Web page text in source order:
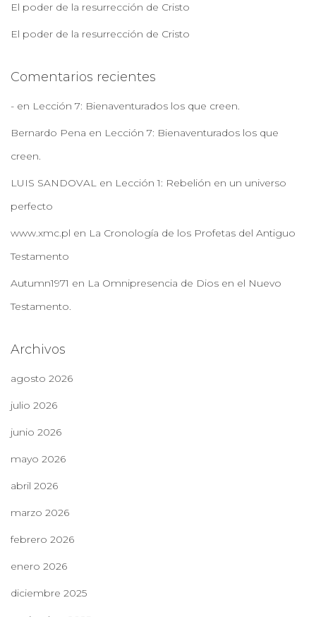
El poder de la resurrección de Cristo
El poder de la resurrección de Cristo
Comentarios recientes
- en Lección 7: Bienaventurados los que creen.
Bernardo Pena en Lección 7: Bienaventurados los que
creen.
LUIS SANDOVAL en Lección 1: Rebelión en un universo
perfecto
www.xmc.pl en La Cronología de los Profetas del Antiguo
Testamento
Autumn1971 en La Omnipresencia de Dios en el Nuevo
Testamento.
Archivos
agosto 2026
julio 2026
junio 2026
mayo 2026
abril 2026
marzo 2026
febrero 2026
enero 2026
diciembre 2025